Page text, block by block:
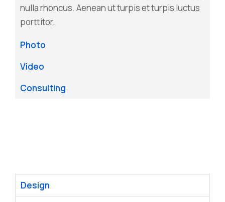
nulla rhoncus. Aenean ut turpis et turpis luctus
porttitor.
Photo
Video
Consulting
Design